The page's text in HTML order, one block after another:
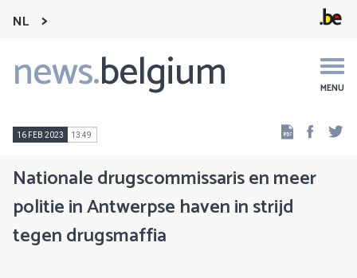
NL
news.belgium MENU
Main
navigation
16 FEB 2023 13:49
Nationale drugscommissaris en meer
politie in Antwerpse haven in strijd
tegen drugsmaffia